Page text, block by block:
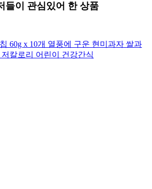
들이 관심있어 한 상품
60g x 10개 열풍에 구운 현미과자 쌀과
칼로리 어린이 건강간식